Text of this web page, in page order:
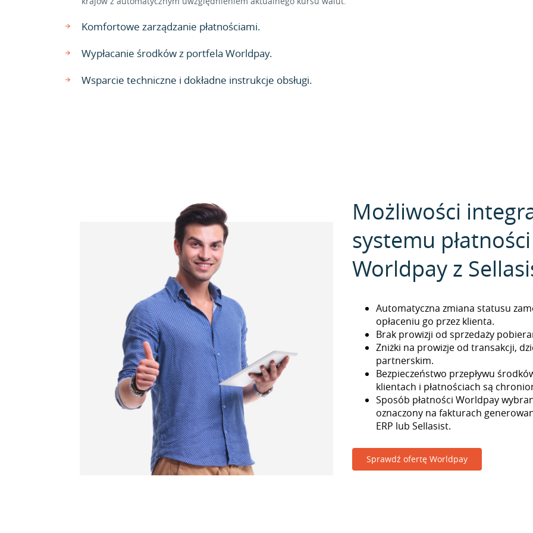
Komfortowe zarządzanie płatnościami.
Wypłacanie środków z portfela Worldpay.
Wsparcie techniczne i dokładne instrukcje obsługi.
Możliwości
systemu płatności
Worldpay z
Automatyczna zmiana statusu
opłaceniu go przez klienta.
Brak prowizji od sprzedaży
Zniżki na prowizje od transakcji,
partnerskim.
Bezpieczeństwo przepływu
klientach i płatnościach są
Sposób płatności Worldpay
oznaczony na fakturach
ERP lub Sellasist.
Sprawdź ofertę Worldpay